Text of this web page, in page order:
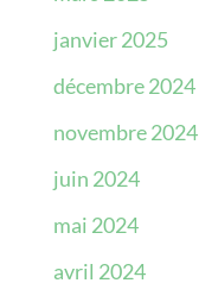
janvier 2025
décembre 2024
novembre 2024
juin 2024
mai 2024
avril 2024